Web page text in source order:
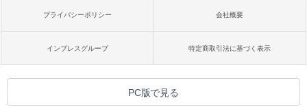
プライバシーポリシー 会社概要
インプレスグループ 特定商取引法に基づく表示
PC版で見る